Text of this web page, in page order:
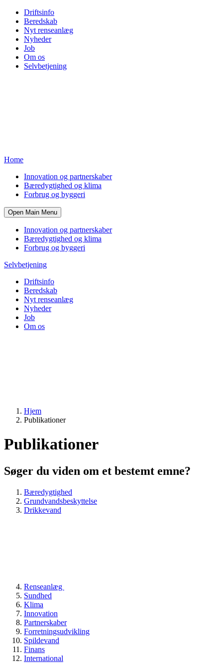
Driftsinfo
Beredskab
Nyt renseanlæg
Nyheder
Job
Om os
Selvbetjening
Home
Innovation og partnerskaber
Bæredygtighed og klima
Forbrug og byggeri
Open Main Menu
Innovation og partnerskaber
Bæredygtighed og klima
Forbrug og byggeri
Selvbetjening
Driftsinfo
Beredskab
Nyt renseanlæg
Nyheder
Job
Om os
Hjem
Publikationer
Publikationer
Søger du viden om et bestemt emne?
Bæredygtighed
Grundvandsbeskyttelse
Drikkevand
Renseanlæg
Sundhed
Klima
Innovation
Partnerskaber
Forretningsudvikling
Spildevand
Finans
International